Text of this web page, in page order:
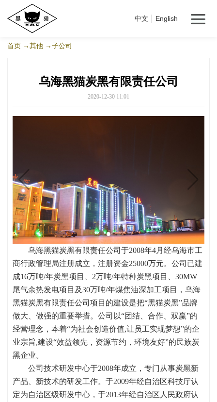
中文 English
首页 →其他 →子公司
乌海黑猫炭黑有限责任公司
2020-12-30 11:01
乌海黑猫炭黑有限责任公司于2008年4月经乌海市工
商行政管理局注册成立，注册资金25000万元。公司已建
成16万吨/年炭黑项目、2万吨/年特种炭黑项目、30MW
尾气余热发电项目及30万吨/年煤焦油深加工项目，乌海
黑猫炭黑有限责任公司项目的建设是把“黑猫炭黑”品牌
做大、做强的重要举措。公司以“团结、合作、双赢”的
经营理念，本着“为社会创造价值,让员工实现梦想”的企
业宗旨,建设“效益领先，资源节约，环境友好”的民族炭
黑企业。
公司技术研发中心于2008年成立，专门从事炭黑新
产品、新技术的研发工作。于2009年经自治区科技厅认
定为自治区级研发中心，于2013年经自治区人民政府认